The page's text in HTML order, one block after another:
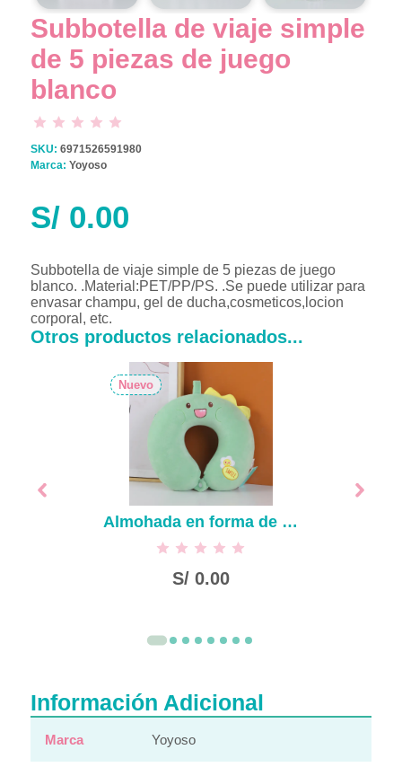
Subbotella de viaje simple
de 5 piezas de juego
blanco
SKU: 6971526591980
Marca: Yoyoso
S/0.00
Subbotella de viaje simple de 5 piezas de juego
blanco. .Material:PET/PP/PS. .Se puede utilizar para
envasar champu, gel de ducha,cosmeticos,locion
corporal, etc.
Otros productos relacionados...
Nuevo
Almohada en forma de U de dinosaurio
S/0.00
Información Adicional
Marca Yoyoso